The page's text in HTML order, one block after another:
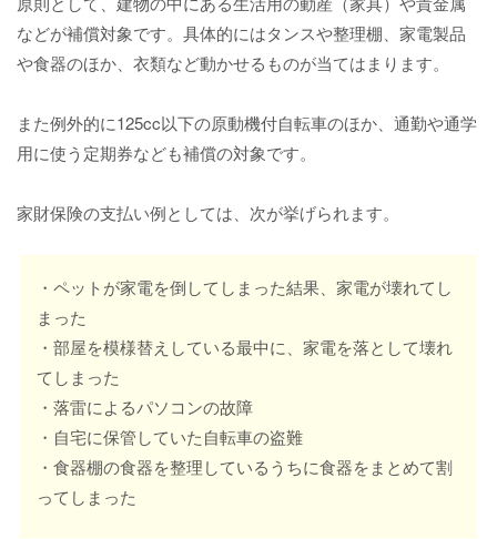
などが補償対象です。具体的にはタンスや整理棚、家電製品
や食器のほか、衣類など動かせるものが当てはまります。
また例外的に125cc以下の原動機付自転車のほか、通勤や通学
用に使う定期券なども補償の対象です。
家財保険の支払い例としては、次が挙げられます。
・ペットが家電を倒してしまった結果、家電が壊れてし
まった
・部屋を模様替えしている最中に、家電を落として壊れ
てしまった
・落雷によるパソコンの故障
・自宅に保管していた自転車の盗難
・食器棚の食器を整理しているうちに食器をまとめて割
ってしまった